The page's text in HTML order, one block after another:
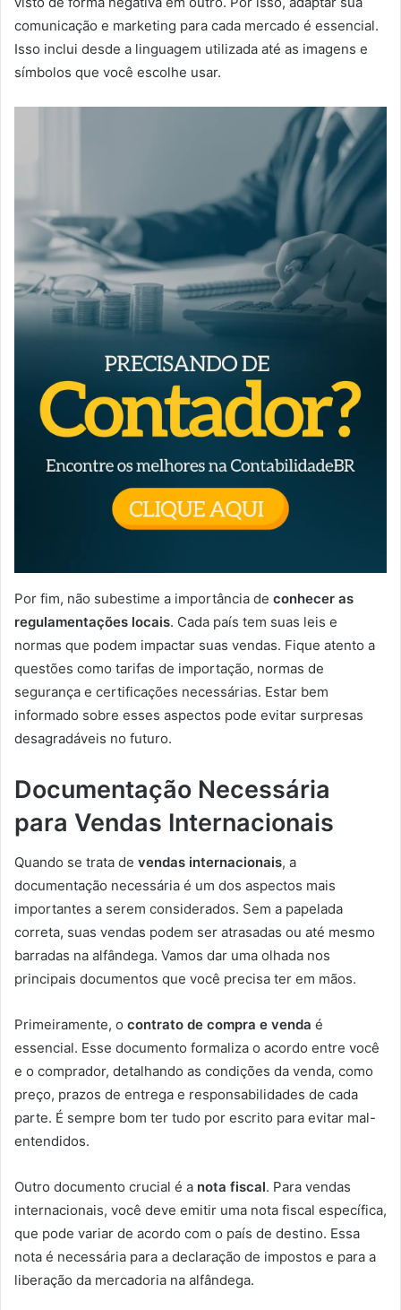
comunicação e marketing para cada mercado é essencial.
Isso inclui desde a linguagem utilizada até as imagens e
símbolos que você escolhe usar.
Por fim, não subestime a importância de conhecer as
regulamentações locais. Cada país tem suas leis e
normas que podem impactar suas vendas. Fique atento a
questões como tarifas de importação, normas de
segurança e certificações necessárias. Estar bem
informado sobre esses aspectos pode evitar surpresas
desagradáveis no futuro.
Documentação Necessária
para Vendas Internacionais
Quando se trata de vendas internacionais, a
documentação necessária é um dos aspectos mais
importantes a serem considerados. Sem a papelada
correta, suas vendas podem ser atrasadas ou até mesmo
barradas na alfândega. Vamos dar uma olhada nos
principais documentos que você precisa ter em mãos.
Primeiramente, o contrato de compra e venda é
essencial. Esse documento formaliza o acordo entre você
e o comprador, detalhando as condições da venda, como
preço, prazos de entrega e responsabilidades de cada
parte. É sempre bom ter tudo por escrito para evitar mal-
entendidos.
Outro documento crucial é a nota fiscal. Para vendas
internacionais, você deve emitir uma nota fiscal específica,
que pode variar de acordo com o país de destino. Essa
nota é necessária para a declaração de impostos e para a
liberação da mercadoria na alfândega.